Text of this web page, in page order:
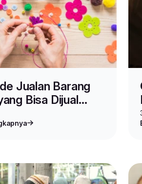
Jualan Barang
Bisa Dijual
Cuan!